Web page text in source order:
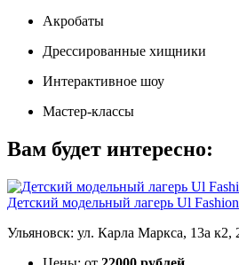
Акробаты
Дрессированные хищники
Интерактивное шоу
Мастер-классы
Вам будет интересно:
Детский модельный лагерь Ul
Ульяновск: ул. Карла Маркса, 13а